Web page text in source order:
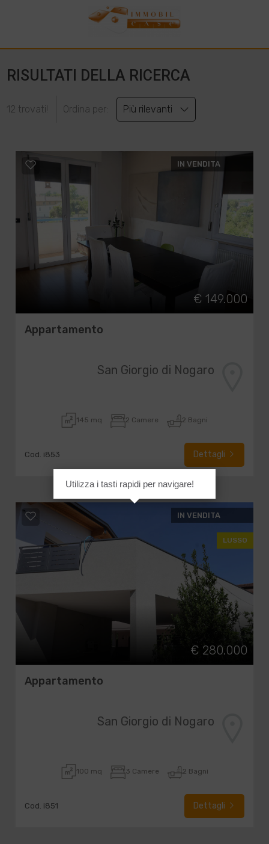
RISULTATI DELLA RICERCA
12 trovati! Ordina per: Più rilevanti
IN VENDITA
€ 149.000
Appartamento
San Giorgio di Nogaro
145 mq 2 Camere 2 Bagni
Cod. i853 Dettagli
IN VENDITA
LUSSO
€ 280.000
Appartamento
San Giorgio di Nogaro
100 mq 3 Camere 2 Bagni
Cod. i851 Dettagli
Utilizza i tasti rapidi per navigare!